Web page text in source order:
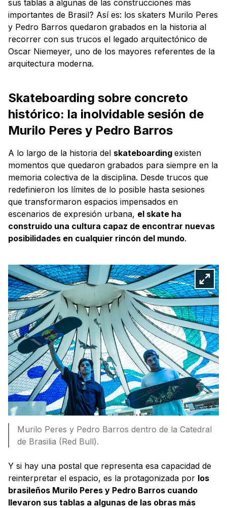
sus tablas a algunas de las construcciones más
importantes de Brasil? Así es: los skaters Murilo Peres
y Pedro Barros quedaron grabados en la historia al
recorrer con sus trucos el legado arquitectónico de
Oscar Niemeyer, uno de los mayores referentes de la
arquitectura moderna.
Skateboarding sobre concreto
histórico: la inolvidable sesión de
Murilo Peres y Pedro Barros
A lo largo de la historia del skateboarding existen
momentos que quedaron grabados para siempre en la
memoria colectiva de la disciplina. Desde trucos que
redefinieron los límites de lo posible hasta sesiones
que transformaron espacios impensados en
escenarios de expresión urbana, el skate ha
construido una cultura capaz de encontrar nuevas
posibilidades en cualquier rincón del mundo.
Murilo Peres y Pedro Barros dentro de la Catedral
de Brasilia (Red Bull).
Y si hay una postal que representa esa capacidad de
reinterpretar el espacio, es la protagonizada por los
brasileños Murilo Peres y Pedro Barros cuando
llevaron sus tablas a algunas de las obras más